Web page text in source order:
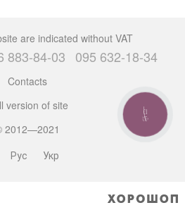
are indicated without VAT
883-84-03 095 632-18-34
Contacts
version of site
2012—2021
Рус
Укр
CALL
BUTTON